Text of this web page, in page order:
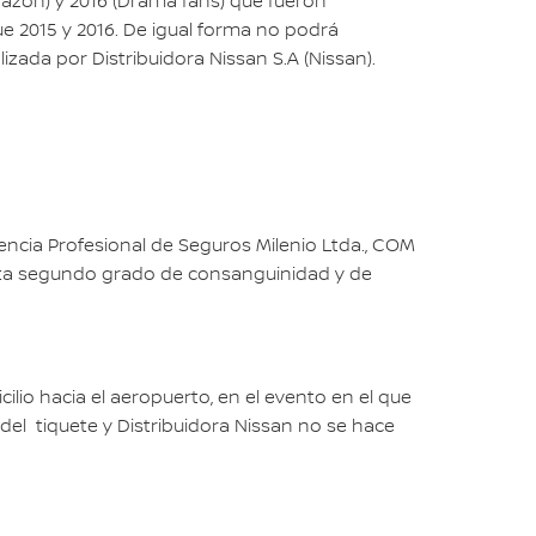
2015 y 2016. De igual forma no podrá
por Distribuidora Nissan S.A (Nissan).
Profesional de Seguros Milenio Ltda., COM
segundo grado de consanguinidad y de
hacia el aeropuerto, en el evento en el que
tiquete y Distribuidora Nissan no se hace